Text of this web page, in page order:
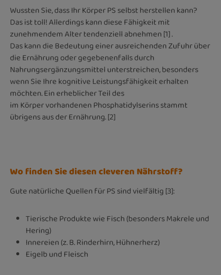
Wussten Sie, dass Ihr Körper PS selbst herstellen kann?
Das ist toll! Allerdings kann diese Fähigkeit mit
zunehmendem Alter tendenziell abnehmen [1] .
Das kann die Bedeutung einer ausreichenden Zufuhr über
die Ernährung oder gegebenenfalls durch
Nahrungsergänzungsmittel unterstreichen, besonders
wenn Sie Ihre kognitive Leistungsfähigkeit erhalten
möchten. Ein erheblicher Teil des
im Körper vorhandenen Phosphatidylserins stammt
übrigens aus der Ernährung.[2]
Wo finden Sie diesen cleveren Nährstoff?
Gute natürliche Quellen für PS sind vielfältig [3]:
Tierische Produkte wie Fisch (besonders Makrele und
Hering)
Innereien (z. B. Rinderhirn, Hühnerherz)
Eigelb und Fleisch